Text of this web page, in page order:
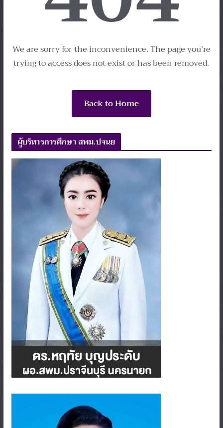
We are sorry for the inconvenience. The page you’re
trying to access does not exist or has been removed.
Back to Home
ผู้บริหารการศึกษา สพม.ปจนย